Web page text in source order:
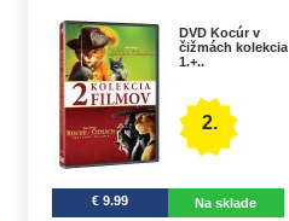
DVD Kocúr v
čižmách kolekcia
1.+..
2.
€ 9.99 Na sklade